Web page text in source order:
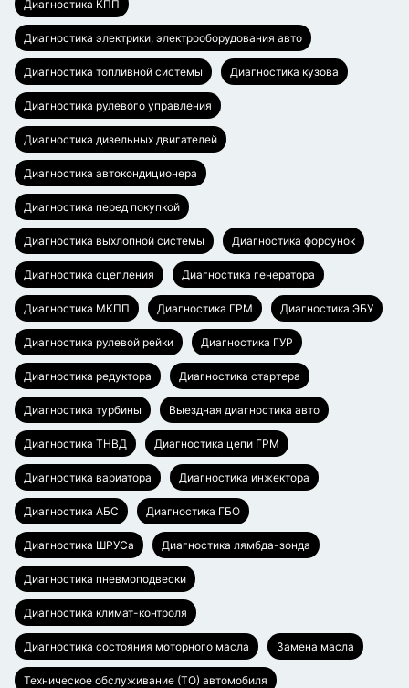
Диагностика КПП
Диагностика электрики, электрооборудования авто
Диагностика топливной системы Диагностика кузова
Диагностика рулевого управления
Диагностика дизельных двигателей
Диагностика автокондиционера
Диагностика перед покупкой
Диагностика выхлопной системы Диагностика форсунок
Диагностика сцепления Диагностика генератора
Диагностика МКПП Диагностика ГРМ Диагностика ЭБУ
Диагностика рулевой рейки Диагностика ГУР
Диагностика редуктора Диагностика стартера
Диагностика турбины Выездная диагностика авто
Диагностика ТНВД Диагностика цепи ГРМ
Диагностика вариатора Диагностика инжектора
Диагностика АБС Диагностика ГБО
Диагностика ШРУСа Диагностика лямбда-зонда
Диагностика пневмоподвески
Диагностика климат-контроля
Диагностика состояния моторного масла Замена масла
Техническое обслуживание (ТО) автомобиля